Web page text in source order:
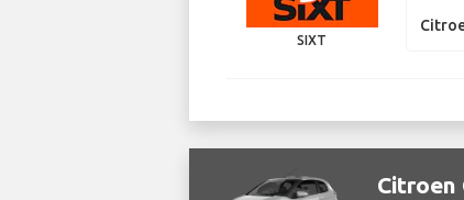
SIXT
Citroen